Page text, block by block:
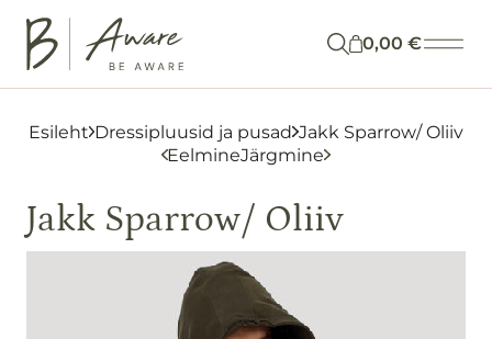
BRÄNDID
Otsi 0,00€
Esileht Dressipluusid ja pusad Jakk Sparrow/ Oliiv
EelmineJärgmine
Jakk Sparrow/ Oliiv